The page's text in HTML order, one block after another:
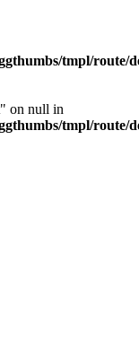
tmpl/route/
on null in
tmpl/route/